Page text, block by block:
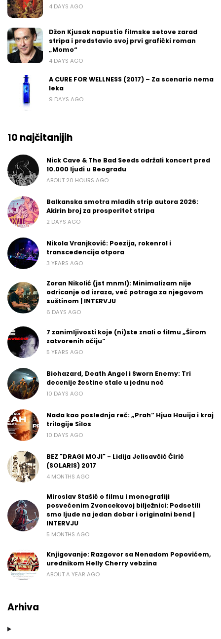
4 DAYS AGO
Džon Kjusak napustio filmske setove zarad
stripa i predstavio svoj prvi grafički roman
„Momo“
4 DAYS AGO
A CURE FOR WELLNESS (2017) – Za scenario nema
leka
9 DAYS AGO
10 najčitanijih
Nick Cave & The Bad Seeds održali koncert pred
10.000 ljudi u Beogradu
ABOUT 20 HOURS AGO
Balkanska smotra mladih strip autora 2026:
Akirin broj za prosperitet stripa
2 DAYS AGO
Nikola Vranjković: Poezija, rokenrol i
transcedencija otpora
3 YEARS AGO
Zoran Nikolić (jst mnml): Minimalizam nije
odricanje od izraza, već potraga za njegovom
suštinom | INTERVJU
6 DAYS AGO
7 zanimljivosti koje (ni)ste znali o filmu „Širom
zatvorenih očiju“
5 YEARS AGO
Biohazard, Death Angel i Sworn Enemy: Tri
decenije žestine stale u jednu noć
10 DAYS AGO
Nada kao poslednja reč: „Prah“ Hjua Hauija i kraj
trilogije Silos
10 DAYS AGO
BEZ "DRAGI MOJI" - Lidija Jelisavčić Ćirić
(SOLARIS) 2017
4 MONTHS AGO
Miroslav Stašić o filmu i monografiji
posvećenim Zvoncekovoj bilježnici: Podsetili
smo ljude na jedan dobar i originalni bend |
INTERVJU
5 MONTHS AGO
Knjigovanje: Razgovor sa Nenadom Popovićem,
urednikom Helly Cherry vebzina
ABOUT A YEAR AGO
Arhiva